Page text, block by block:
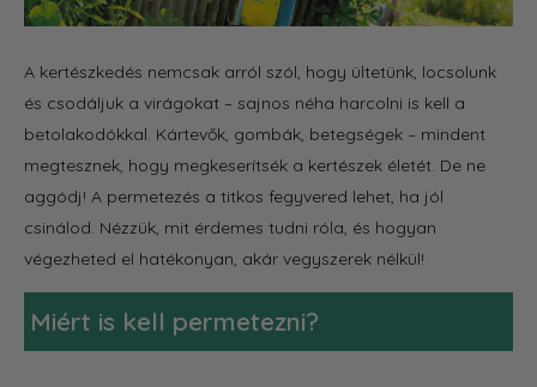
A kertészkedés nemcsak arról szól, hogy ültetünk, locsolunk
és csodáljuk a virágokat – sajnos néha harcolni is kell a
betolakodókkal. Kártevők, gombák, betegségek – mindent
megtesznek, hogy megkeserítsék a kertészek életét. De ne
aggódj! A permetezés a titkos fegyvered lehet, ha jól
csinálod. Nézzük, mit érdemes tudni róla, és hogyan
végezheted el hatékonyan, akár vegyszerek nélkül!
Miért is kell permetezni?